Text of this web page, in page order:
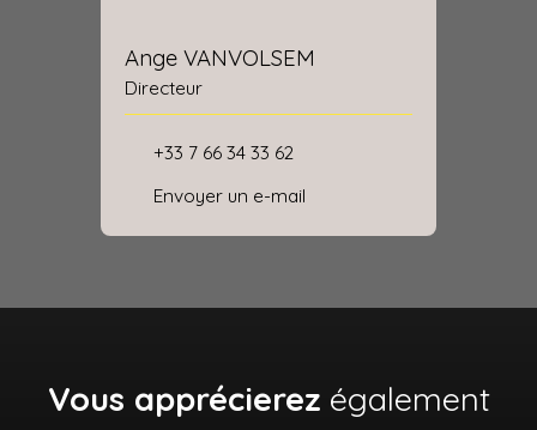
Ange VANVOLSEM
Directeur
+33 7 66 34 33 62
Envoyer un e-mail
Vous apprécierez également